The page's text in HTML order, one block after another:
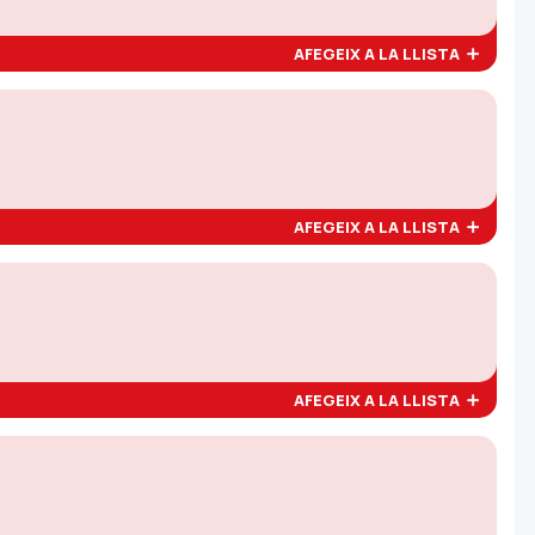
AFEGEIX A LA LLISTA
AFEGEIX A LA LLISTA
AFEGEIX A LA LLISTA